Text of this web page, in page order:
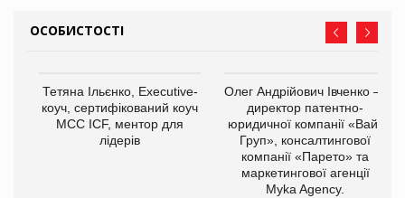
ОСОБИСТОСТІ
Тетяна Ільєнко, Executive-
коуч, сертифікований коуч
МСС ICF, ментор для
лідерів
Олег Андрійович Івченко —
директор патентно-
юридичної компанії «Вайз
Груп», консалтингової
компанії «Парето» та
маркетингової агенції
Myka Agency.